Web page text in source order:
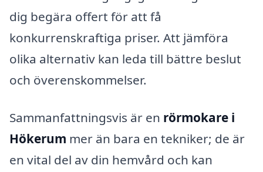
dig begära offert för att få
konkurrenskraftiga priser. Att jämföra
olika alternativ kan leda till bättre beslut
och överenskommelser.
Sammanfattningsvis är en rörmokare i
Hökerum mer än bara en tekniker; de är
en vital del av din hemvård och kan